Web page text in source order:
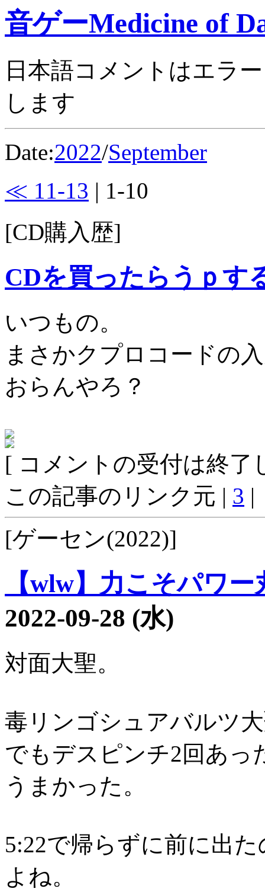
音ゲーMedicine of
日本語コメントはエラ
します
Date:2022/September
≪ 11-13 | 1-10
[CD購入歴]
CDを買ったらうｐす
いつもの。
まさかクプロコードの
おらんやろ？
[ コメントの受付は終了
この記事のリンク元 | 3 |
[ゲーセン(2022)]
【wlw】力こそパワ
2022-09-28 (水)
対面大聖。
毒リンゴシュアバルツ
でもデスピンチ2回あっ
うまかった。
5:22で帰らずに前に出
よね。